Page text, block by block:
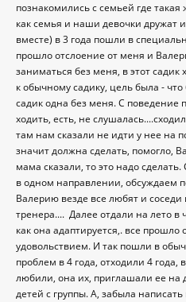
познакомились с семьей где
как семья и наши девочки дружат
вместе) в 3 года пошли в
прошло отслоение от меня и
заниматься без меня, в этот садик
к обычному садику, цель была -
садик одна без меня. С поведение
ходить, есть, не
там нам сказали не идти у нее на
значит должна сделать, помогло,
мама сказали, то это надо
в одном направлении, обсуждаем
Валерию везде все любят и соседи
тренера.... Далее отдали на лето в
как она адаптируется,. все прошло
удовольствием. И так пошли в
проблем в 4 года, отходили 4 года,
любили, она их, приглашали ее на
детей с группы. А, забыла